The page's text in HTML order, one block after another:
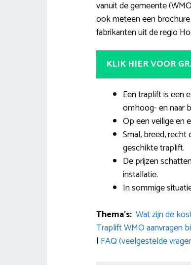
vanuit de gemeente
ook meteen een
fabrikanten uit de regio
KLIK HIER VOOR
Een traplift is een
omhoog- en naar
Op een veilige en
Smal, breed,
geschikte traplift.
De prijzen
installatie.
In sommige
Thema’s: Wat zijn de
Traplift WMO aanvragen
| FAQ (veelgestelde